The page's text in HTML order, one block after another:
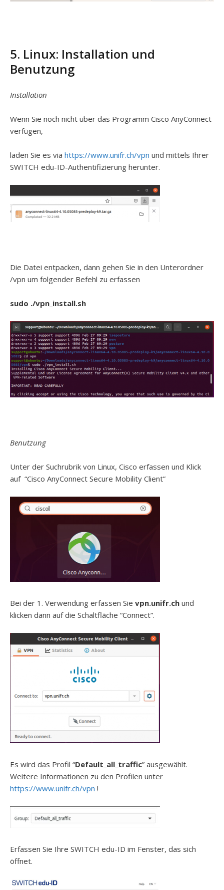
5. Linux: Installation und
Benutzung
Installation
Wenn Sie noch nicht über das Programm Cisco AnyConnect
verfügen,
laden Sie es via https://www.unifr.ch/vpn und mittels Ihrer
SWITCH edu-ID-Authentifizierung herunter.
Die Datei entpacken, dann gehen Sie in den Unterordner
/vpn um folgender Befehl zu erfassen
sudo ./vpn_install.sh
Benutzung
Unter der Suchrubrik von Linux, Cisco erfassen und Klick
auf “Cisco AnyConnect Secure Mobility Client”
Bei der 1. Verwendung erfassen Sie vpn.unifr.ch und
klicken dann auf die Schaltfläche “Connect”.
Es wird das Profil “Default_all_traffic” ausgewählt.
Weitere Informationen zu den Profilen unter
https://www.unifr.ch/vpn !
Erfassen Sie Ihre SWITCH edu-ID im Fenster, das sich
öffnet.